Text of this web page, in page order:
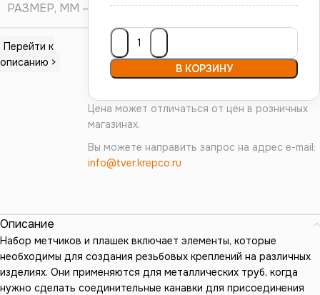
В КОРЗИНУ
Цена может отличаться от цен в розничных
магазинах.
Вы можете направить запрос на адрес e-mail:
info@tver.krepco.ru
РАЗМЕР, ММ П
Перейти к
описанию >
Описание
Набор метчиков и плашек включает элементы, которые
необходимы для создания резьбовых креплений на различных
изделиях. Они применяются для металлических труб, когда
нужно сделать соединительные канавки для присоединения